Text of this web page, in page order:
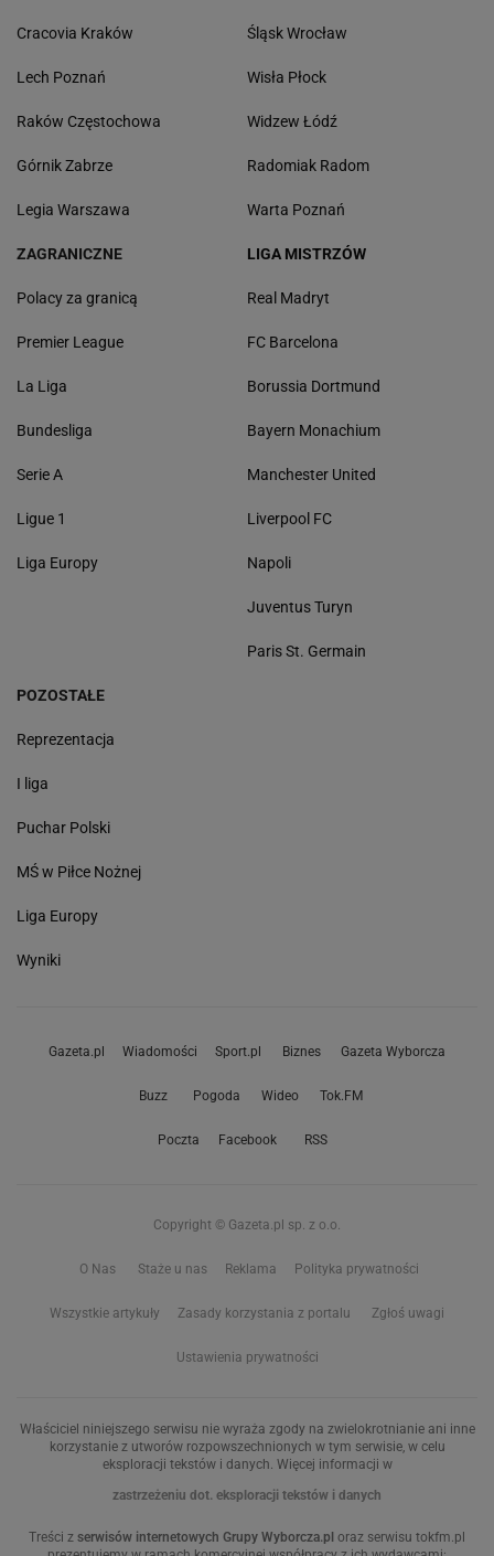
Cracovia Kraków
Lech Poznań
Raków Częstochowa
Górnik Zabrze
Legia Warszawa
Śląsk Wrocław
Wisła Płock
Widzew Łódź
Radomiak Radom
Warta Poznań
ZAGRANICZNE
Polacy za granicą
Premier League
La Liga
Bundesliga
Serie A
Ligue 1
Liga Europy
LIGA MISTRZÓW
Real Madryt
FC Barcelona
Borussia Dortmund
Bayern Monachium
Manchester United
Liverpool FC
Napoli
Juventus Turyn
Paris St. Germain
POZOSTAŁE
Reprezentacja
I liga
Puchar Polski
MŚ w Piłce Nożnej
Liga Europy
Wyniki
Gazeta.pl Wiadomości Sport.pl Biznes Gazeta Wyborcza
Buzz Pogoda Wideo Tok.FM
Poczta Facebook RSS
Copyright © Gazeta.pl sp. z o.o.
O Nas Staże u nas Reklama Polityka prywatności
Wszystkie artykuły Zasady korzystania z portalu Zgłoś uwagi
Ustawienia prywatności
Właściciel niniejszego serwisu nie wyraża zgody na zwielokrotnianie ani inne
korzystanie z utworów rozpowszechnionych w tym serwisie, w celu
eksploracji tekstów i danych. Więcej informacji w
zastrzeżeniu dot. eksploracji tekstów i danych
Treści z serwisów internetowych Grupy Wyborcza.pl oraz serwisu tokfm.pl